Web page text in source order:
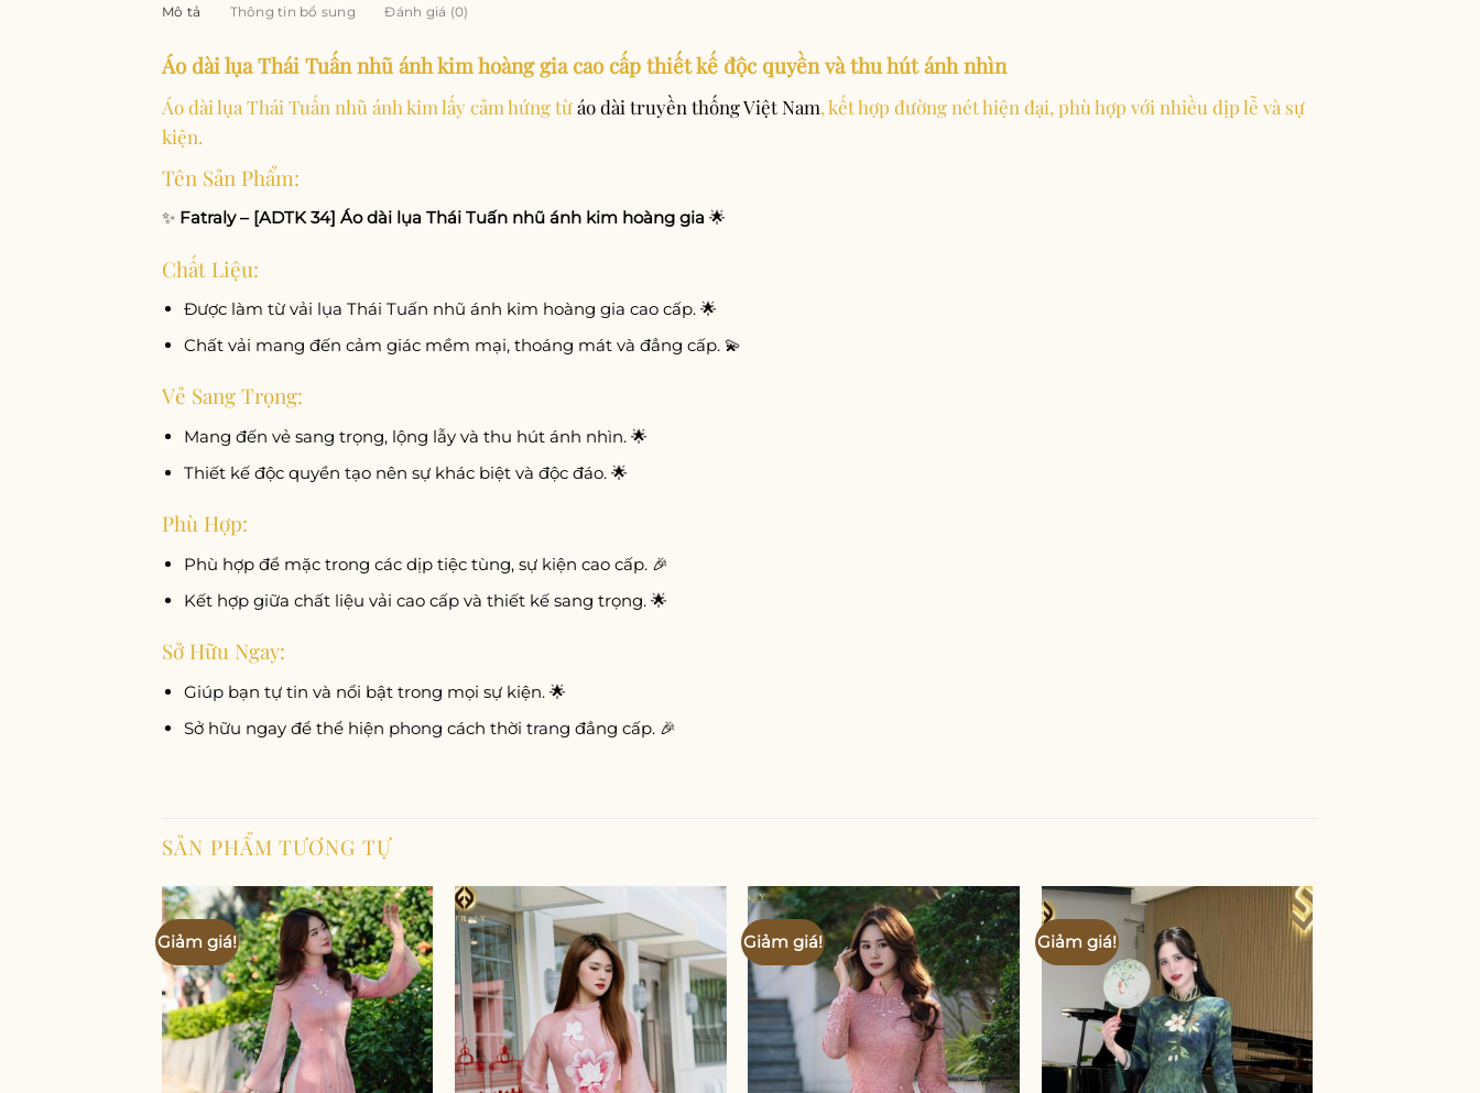
Mô tả Thông tin bổ sung Đánh giá (0)
Áo dài lụa Thái Tuấn nhũ ánh kim hoàng gia cao cấp thiết kế độc quyền và thu hút ánh nhìn
Áo dài lụa Thái Tuấn nhũ ánh kim lấy cảm hứng từáo dài truyền thống Việt Nam, kết hợp đường nét hiện đại, phù hợp với nhiều dịp lễ và sự
kiện.
Tên Sản Phẩm:
✨ Fatraly – [ADTK 34] Áo dài lụa Thái Tuấn nhũ ánh kim hoàng gia 🌟
Chất Liệu:
Được làm từ vải lụa Thái Tuấn nhũ ánh kim hoàng gia cao cấp. 🌟
Chất vải mang đến cảm giác mềm mại, thoáng mát và đẳng cấp. 💫
Vẻ Sang Trọng:
Mang đến vẻ sang trọng, lộng lẫy và thu hút ánh nhìn. 🌟
Thiết kế độc quyền tạo nên sự khác biệt và độc đáo. 🌟
Phù Hợp:
Phù hợp để mặc trong các dịp tiệc tùng, sự kiện cao cấp. 🎉
Kết hợp giữa chất liệu vải cao cấp và thiết kế sang trọng. 🌟
Sở Hữu Ngay:
Giúp bạn tự tin và nổi bật trong mọi sự kiện. 🌟
Sở hữu ngay để thể hiện phong cách thời trang đẳng cấp. 🎉
SẢN PHẨM TƯƠNG TỰ
Giảm giá!
Add to
wishlist
Add to
wishlist
Giảm giá!
Add to
wishlist
Giảm giá!